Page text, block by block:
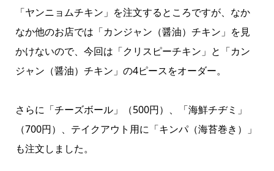
「ヤンニョムチキン」を注文するところですが、なか
なか他のお店では「カンジャン（醤油）チキン」を見
かけないので、今回は「クリスピーチキン」と「カン
ジャン（醤油）チキン」の4ピースをオーダー。
さらに「チーズボール」（500円）、「海鮮チヂミ」
（700円）、テイクアウト用に「キンパ（海苔巻き）」
も注文しました。